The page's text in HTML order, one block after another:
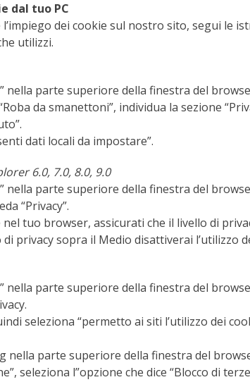
dal tuo PC
l’impiego dei cookie sul nostro sito, segui le
utilizzi.
nella parte superiore della finestra del
da smanettoni”, individua la sezione
dati locali da impostare”.
6.0, 7.0, 8.0, 9.0
nella parte superiore della finestra del
“Privacy”.
nel tuo browser, assicurati che il livello di
privacy sopra il Medio disattiverai l’utilizzo
nella parte superiore della finestra del
seleziona “permetto ai siti l’utilizzo dei
nella parte superiore della finestra del
seleziona l”opzione che dice “Blocco di